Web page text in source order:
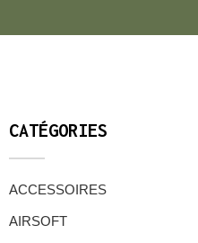
CATÉGORIES
ACCESSOIRES
AIRSOFT